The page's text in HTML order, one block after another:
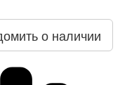
о наличии